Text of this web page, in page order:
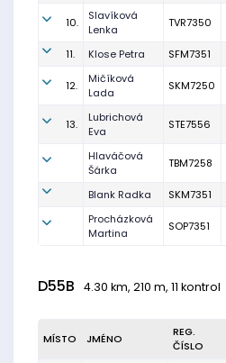
10.
Slavíková
Lenka
TVR7350
11. Klose Petra SFM7351
12.
Mičíková
Lada
SKM7250
13.
Lubrichová
Eva
STE7556
Hlaváčová
Šárka
TBM7258
Blank Radka SKM7351
Procházková
Martina
SOP7351
D55B 4.30 km, 210 m, 11 kontrol
MÍSTO JMÉNO
REG.
ČÍSLO